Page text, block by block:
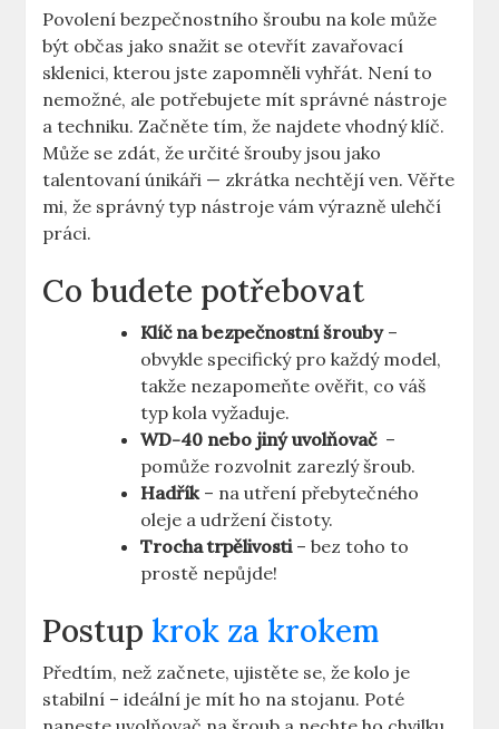
Povolení bezpečnostního šroubu na⁢ kole může
být občas jako snažit⁢ se otevřít zavařovací
⁣sklenici, kterou⁣ jste ⁣zapomněli‌ vyhřát. Není to
nemožné, ale potřebujete mít⁤ správné nástroje⁣
a techniku.⁤ Začněte tím, že najdete vhodný klíč.
Může se zdát, že určité šrouby jsou jako
talentovaní‌ únikáři — zkrátka nechtějí ven. Věřte⁢
mi, že správný typ nástroje vám výrazně ulehčí
práci.
Co budete ⁤potřebovat
Klíč na bezpečnostní šrouby–⁣
obvykle specifický pro ⁢každý‍ model,
takže nezapomeňte ověřit, co váš
typ kola vyžaduje.
WD-40 nebo jiný uvolňovač⁤ –‌
pomůže rozvolnit zarezlý šroub.
Hadřík– na utření přebytečného
oleje a udržení čistoty.
Trocha trpělivosti– bez toho to
prostě nepůjde!
Postup krok za krokem
Předtím, než začnete, ujistěte ⁣se, že kolo je
stabilní – ideální je ⁢mít ho na stojanu. Poté